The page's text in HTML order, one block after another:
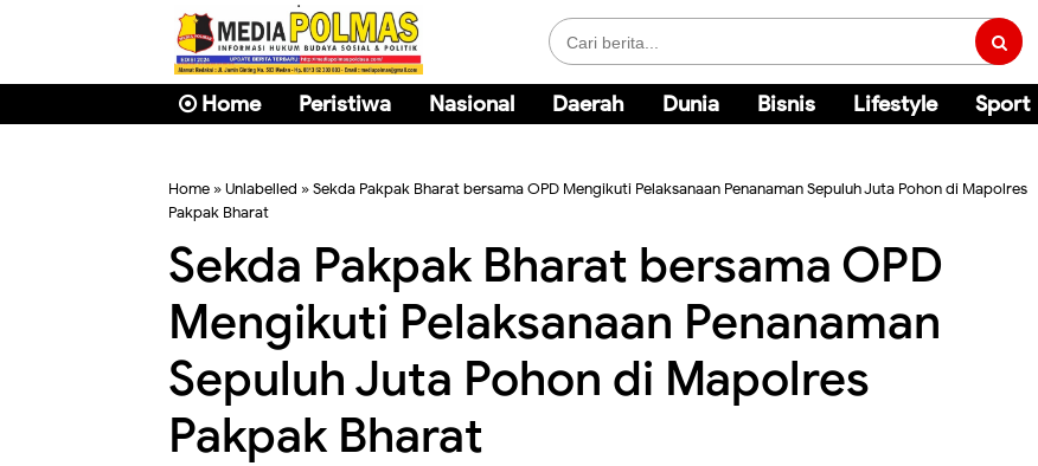
Home Peristiwa Nasional Daerah Dunia Bisnis Lifestyle Sport
Home » Unlabelled » Sekda Pakpak Bharat bersama OPD Mengikuti Pelaksanaan Penanaman Sepuluh Juta Pohon di Mapolres
Pakpak Bharat
Sekda Pakpak Bharat bersama OPD
Mengikuti Pelaksanaan Penanaman
Sepuluh Juta Pohon di Mapolres
Pakpak Bharat